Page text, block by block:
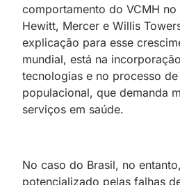
comportamento do VCMH
Hewitt, Mercer e Willis
explicação para esse
mundial, está na
tecnologias e no processo
populacional, que demanda
serviços em saúde.
No caso do Brasil, no
potencializado pelas falhas